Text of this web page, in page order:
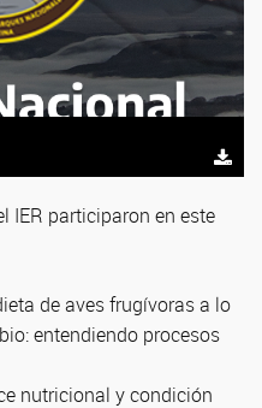
IER participaron en este
de aves frugívoras a lo
entendiendo procesos
nutricional y condición